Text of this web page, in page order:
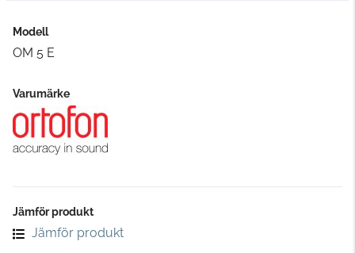
Modell
OM 5 E
Varumärke
Jämför produkt
Jämför produkt